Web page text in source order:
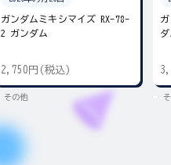
ガンダムミキシマイズ RX-78-
2 ガンダム
2,750円(税込)
その他